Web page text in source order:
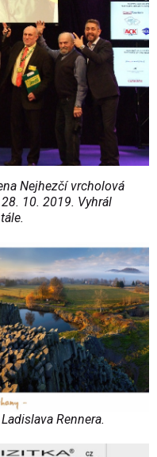
Nejhezčí vrcholová
10. 2019. Vyhrál
Rennera.